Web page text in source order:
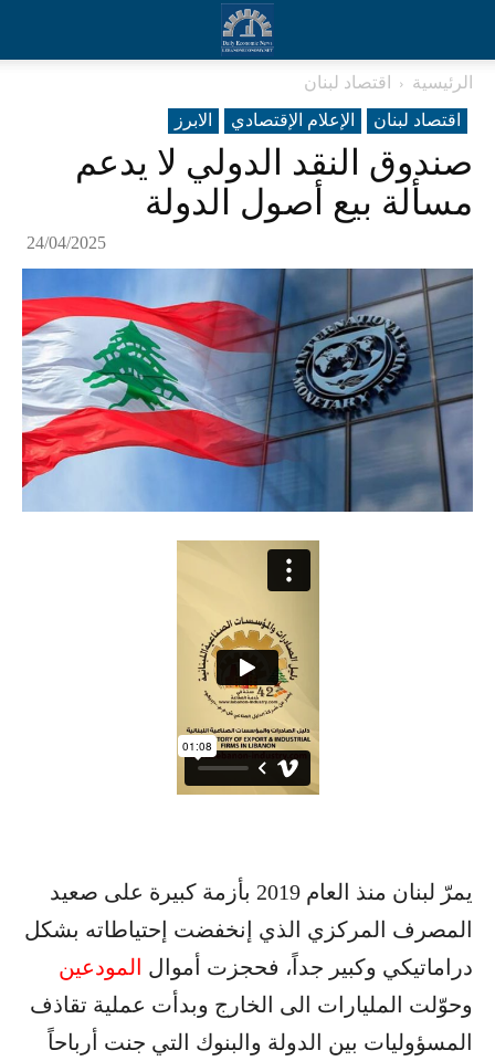
الرئيسية
اقتصاد لبنان
اقتصاد لبنان
الإعلام الإقتصادي الابرز
صندوق النقد الدولي لا يدعم
مسألة بيع أصول الدولة
24/04/2025
يمرّ لبنان منذ العام 2019 بأزمة كبيرة على صعيد
المصرف المركزي الذي إنخفضت إحتياطاته بشكل
دراماتيكي وكبير جداً، فحجزت أموال المودعين
وحوّلت المليارات الى الخارج وبدأت عملية تقاذف
المسؤوليات بين الدولة والبنوك التي جنت أرباحاً